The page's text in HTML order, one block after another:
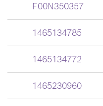
F00N350357
1465134785
1465134772
1465230960